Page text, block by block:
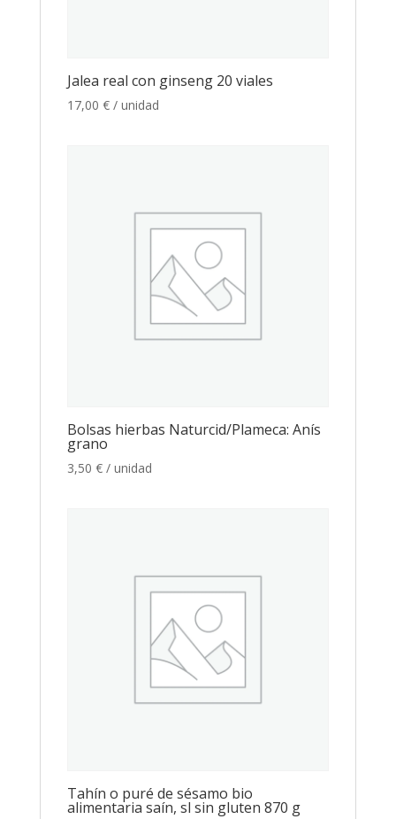
Jalea real con ginseng 20 viales
17,00 € / unidad
Bolsas hierbas Naturcid/Plameca: Anís
grano
3,50 € / unidad
Tahín o puré de sésamo bio
alimentaria saín, sl sin gluten 870 g